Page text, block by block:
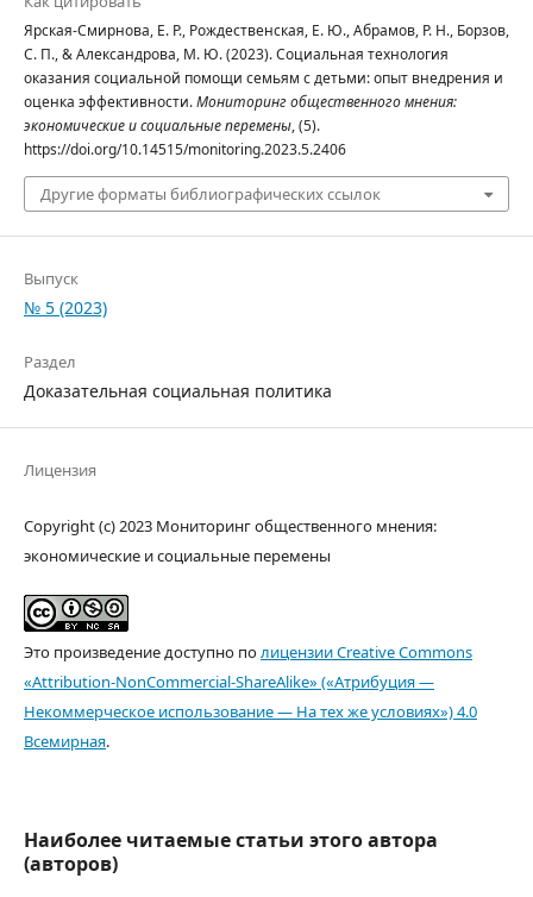
Ярская-Смирнова, Е. Р., Рождественская, Е. Ю., Абрамов, Р. Н., Борзов,
С. П., & Александрова, М. Ю. (2023). Социальная технология
оказания социальной помощи семьям с детьми: опыт внедрения и
оценка эффективности.Мониторинг общественного мнения:
экономические и социальные перемены, (5).
https://doi.org/10.14515/monitoring.2023.5.2406
Другие форматы библиографических ссылок
Выпуск
№ 5 (2023)
Раздел
Доказательная социальная политика
Лицензия
Copyright (c) 2023 Мониторинг общественного мнения:
экономические и социальные перемены
Это произведение доступно по лицензии Creative Commons
«Attribution-NonCommercial-ShareAlike» («Атрибуция —
Некоммерческое использование — На тех же условиях») 4.0
Всемирная.
Наиболее читаемые статьи этого автора
(авторов)